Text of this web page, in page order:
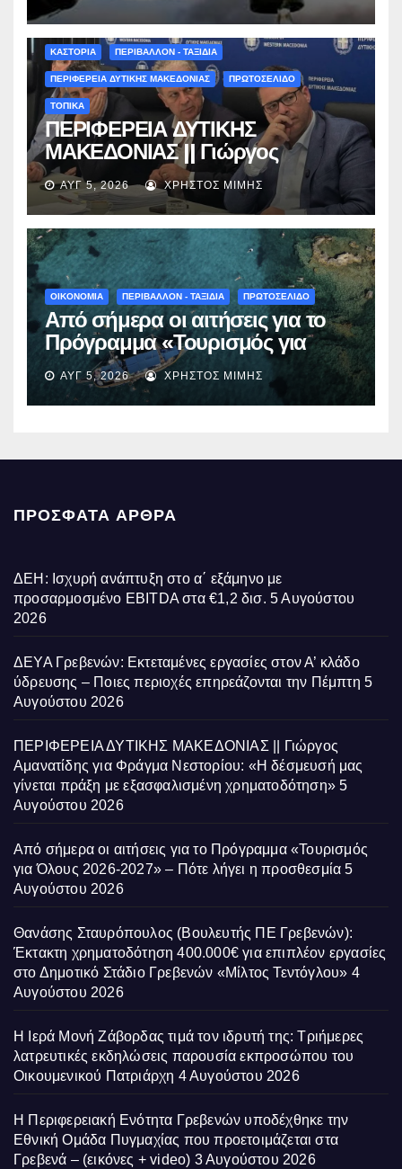
επηρεάζονται την Πέμπτη
ΚΑΣΤΟΡΙΑ ΠΕΡΙΒΑΛΛΟΝ - ΤΑΞΙΔΙΑ
ΠΕΡΙΦΕΡΕΙΑ ΔΥΤΙΚΗΣ ΜΑΚΕΔΟΝΙΑΣ ΠΡΩΤΟΣΕΛΙΔΟ
ΤΟΠΙΚΑ
ΠΕΡΙΦΕΡΕΙΑ ΔΥΤΙΚΗΣ
ΜΑΚΕΔΟΝΙΑΣ || Γιώργος
Αμανατίδης για Φράγμα
Νεστορίου: «Η δέσμευσή μας
γίνεται πράξη με εξασφαλισμένη
χρηματοδότηση»
ΑΥΓ 5, 2026 ΧΡΉΣΤΟΣ ΜΊΜΗΣ
ΟΙΚΟΝΟΜΙΑ ΠΕΡΙΒΑΛΛΟΝ - ΤΑΞΙΔΙΑ ΠΡΩΤΟΣΕΛΙΔΟ
Από σήμερα οι αιτήσεις για το
Πρόγραμμα «Τουρισμός για
Όλους 2026-2027» – Πότε λήγει
η προσθεσμία
ΑΥΓ 5, 2026 ΧΡΉΣΤΟΣ ΜΊΜΗΣ
ΠΡΌΣΦΑΤΑ ΆΡΘΡΑ
ΔΕΗ: Ισχυρή ανάπτυξη στο α΄ εξάμηνο με
προσαρμοσμένο EBITDA στα €1,2 δισ. 5 Αυγούστου
2026
ΔΕΥΑ Γρεβενών: Εκτεταμένες εργασίες στον Α’ κλάδο
ύδρευσης – Ποιες περιοχές επηρεάζονται την Πέμπτη 5
Αυγούστου 2026
ΠΕΡΙΦΕΡΕΙΑ ΔΥΤΙΚΗΣ ΜΑΚΕΔΟΝΙΑΣ || Γιώργος
Αμανατίδης για Φράγμα Νεστορίου: «Η δέσμευσή μας
γίνεται πράξη με εξασφαλισμένη χρηματοδότηση» 5
Αυγούστου 2026
Από σήμερα οι αιτήσεις για το Πρόγραμμα «Τουρισμός
για Όλους 2026-2027» – Πότε λήγει η προσθεσμία 5
Αυγούστου 2026
Θανάσης Σταυρόπουλος (Βουλευτής ΠΕ Γρεβενών):
Έκτακτη χρηματοδότηση 400.000€ για επιπλέον εργασίες
στο Δημοτικό Στάδιο Γρεβενών «Μίλτος Τεντόγλου» 4
Αυγούστου 2026
Η Ιερά Μονή Ζάβορδας τιμά τον ιδρυτή της: Τριήμερες
λατρευτικές εκδηλώσεις παρουσία εκπροσώπου του
Οικουμενικού Πατριάρχη 4 Αυγούστου 2026
Η Περιφερειακή Ενότητα Γρεβενών υποδέχθηκε την
Εθνική Ομάδα Πυγμαχίας που προετοιμάζεται στα
Γρεβενά – (εικόνες + video) 3 Αυγούστου 2026